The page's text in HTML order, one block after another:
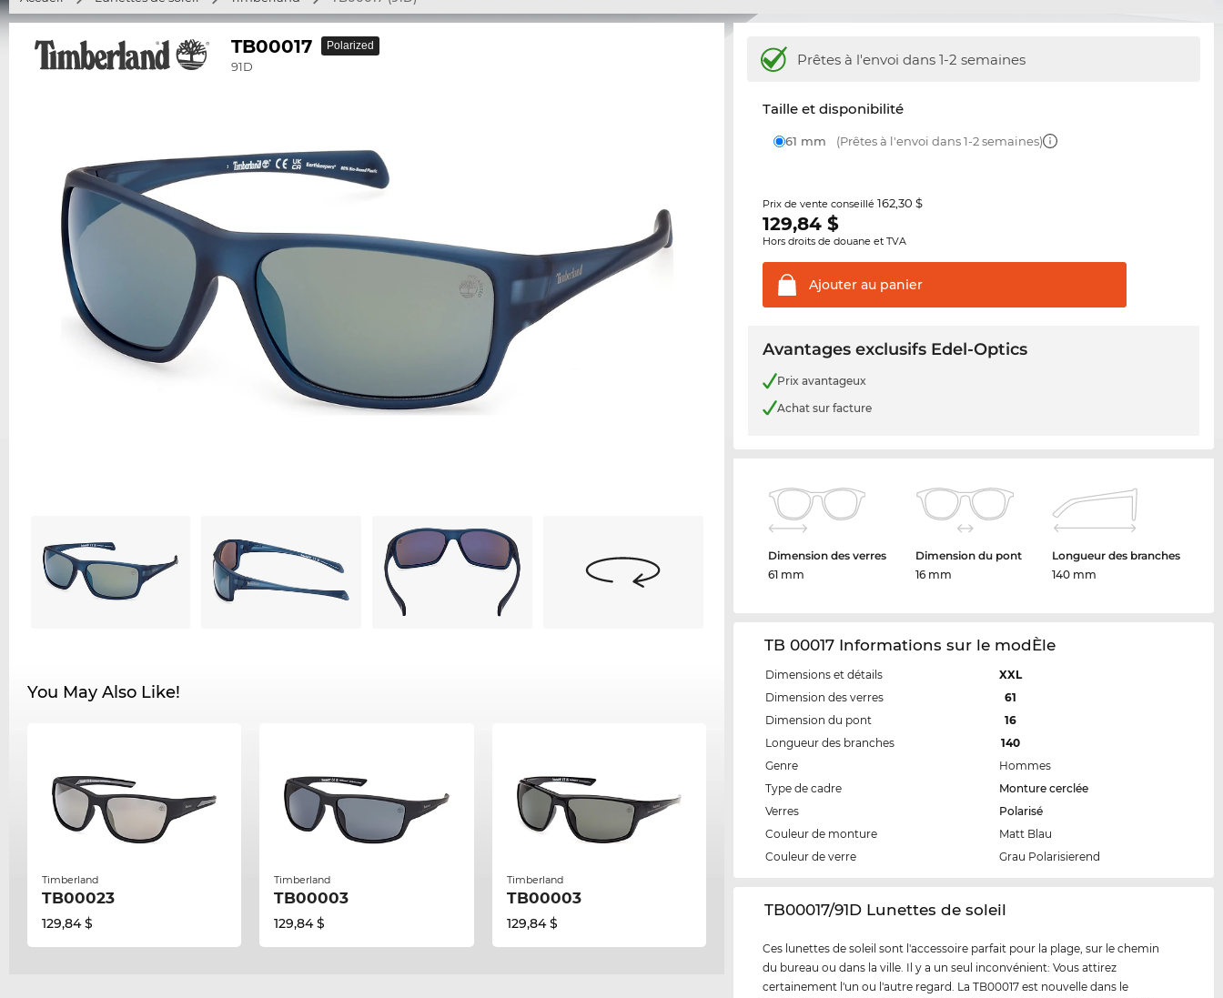
TB00017
91D
Polarized
You May Also Like!
Timberland
TB00023
129,84 $
Timberland
TB00003
129,84 $
Timberland
TB00003
129,84 $
Prêtes à l'envoi dans 1-2 semaines
Taille et disponibilité
61 mm (Prêtes à l'envoi dans 1-2 semaines)
Prix de vente conseillé162,30 $
129,84 $
Hors droits de douane et TVA
Ajouter au panier
Avantages exclusifs Edel-Optics
Prix avantageux
Achat sur facture
Dimension des verres
61 mm
Dimension du pont
16 mm
Longueur des branches
140 mm
TB 00017 Informations sur le modÈle
Dimensions et détails
XXL
Dimension des verres
61
Dimension du pont
16
Longueur des branches
140
Genre
Hommes
Type de cadre
Monture cerclée
Verres
Polarisé
Couleur de monture
Matt Blau
Couleur de verre
Grau Polarisierend
‌TB00017/91D Lunettes de soleil
Ces lunettes de soleil sont l'accessoire parfait pour la plage, sur le chemin
du bureau ou dans la ville. Il y a un seul inconvénient: Vous attirez
certainement l'un ou l'autre regard. La TB00017 est nouvelle dans le